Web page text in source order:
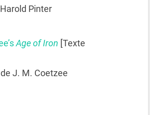
Pinter
Age of Iron [Texte
de J. M. Coetzee